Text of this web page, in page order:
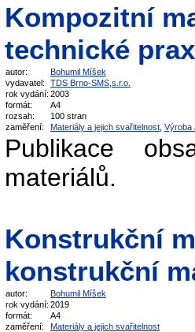
Kompozitní
technické
autor:
Bohumil Míšek
vydavatel:
TDS Brno-SMS,s.r.o.
rok vydání: 2003
formát:
A4
rozsah:
100 stran
zaměření:
Materiály a jejich svařitelnost Výroba
Publikace
materiálů.
Konstrukční
konstrukční
autor:
Bohumil Míšek
rok vydání: 2019
formát:
A4
zaměření:
Materiály a jejich svařitelnost